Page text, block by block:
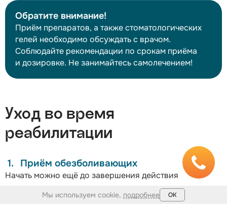
Обратите внимание!
Приём препаратов, а также стоматологических
гелей необходимо обсуждать с врачом.
Соблюдайте рекомендации по срокам приёма
и дозировке. Не занимайтесь самолечением!
Уход во время
реабилитации
Приём обезболивающих
Начать можно ещё до завершения действия
Холодные компрессы
Мы используем cookie, подробнее ОК